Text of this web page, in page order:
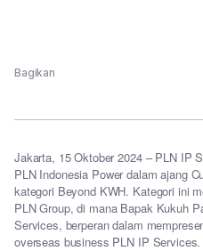
Bagikan
Jakarta, 15 Oktober 2024 – PLN IP
PLN Indonesia Power dalam ajang
kategori Beyond KWH. Kategori ini
PLN Group, di mana Bapak Kukuh
Services, berperan dalam
overseas business PLN IP Services.